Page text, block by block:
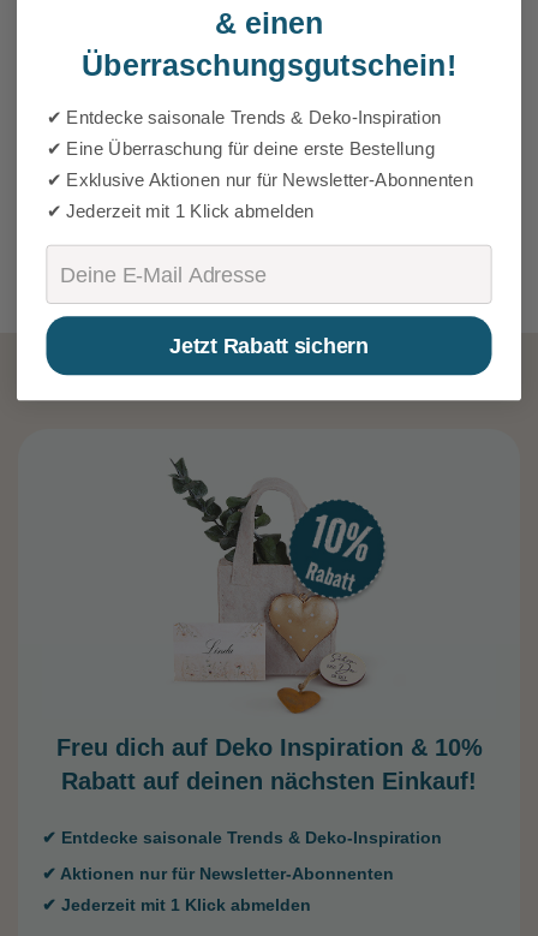
Freu dich auf Deko Inspiration & 10%
Rabatt auf deinen nächsten Einkauf!
✔ Entdecke saisonale Trends & Deko-Inspiration
✔ Aktionen nur für Newsletter-Abonnenten
✔ Jederzeit mit 1 Klick abmelden
& einen
Überraschungsgutschein!
✔ Entdecke saisonale Trends & Deko-Inspiration
✔ Eine Überraschung für deine erste Bestellung
✔ Exklusive Aktionen nur für Newsletter-Abonnenten
✔ Jederzeit mit 1 Klick abmelden
Jetzt Rabatt sichern